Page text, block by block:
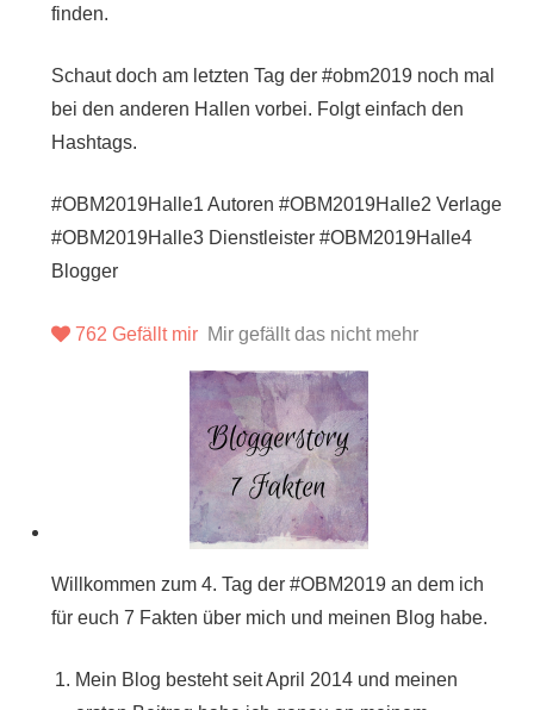
finden.
Schaut doch am letzten Tag der #obm2019 noch mal
bei den anderen Hallen vorbei. Folgt einfach den
Hashtags.
#OBM2019Halle1 Autoren #OBM2019Halle2 Verlage
#OBM2019Halle3 Dienstleister #OBM2019Halle4
Blogger
762 Gefällt mir Mir gefällt das nicht mehr
Willkommen zum 4. Tag der #OBM2019 an dem ich
für euch 7 Fakten über mich und meinen Blog habe.
Mein Blog besteht seit April 2014 und meinen